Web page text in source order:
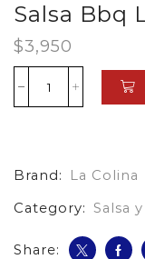
Salsa Bbq
$3,950
Salsa
Bbq
cantidad
Brand: La Colina
Category: Salsa
Share: